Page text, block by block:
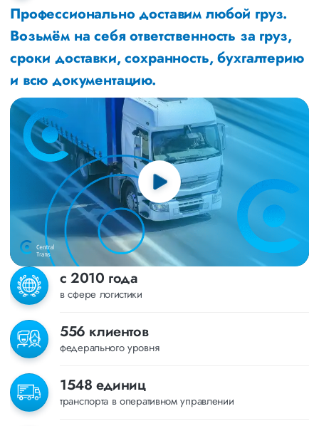
Профессионально доставим любой груз.
Возьмём на себя ответственность за груз,
сроки доставки, сохранность, бухгалтерию
и всю документацию.
с 2010 года
в сфере логистики
556 клиентов
федерального уровня
1548 единиц
транспорта в оперативном управлении